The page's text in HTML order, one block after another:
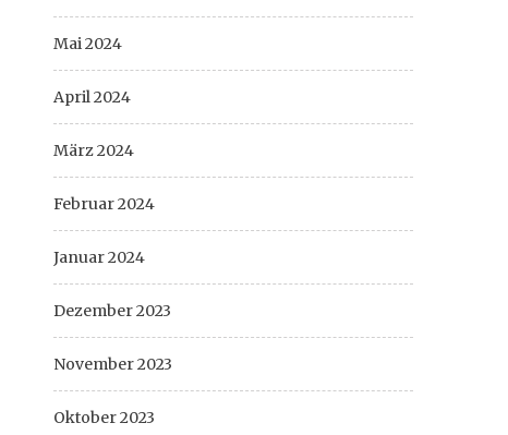
Mai 2024
April 2024
März 2024
Februar 2024
Januar 2024
Dezember 2023
November 2023
Oktober 2023